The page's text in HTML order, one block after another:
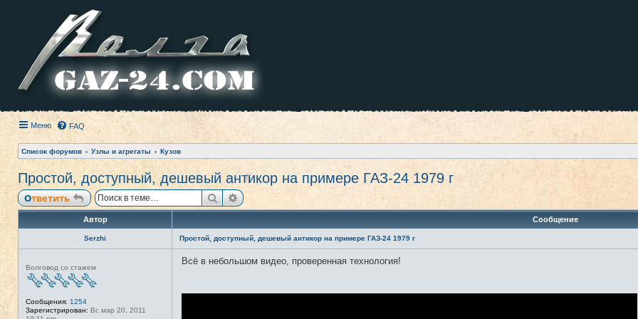
Меню FAQ
Список форумов Узлы и агрегаты Кузов
Простой, доступный, дешевый антикор на примере ГАЗ-24 1979 г
Ответить ПоискРасширенный поиск
Автор Сообщение
Serzhi
е
в
т
и
Волговод со стажем
Сообщения: 1254
Зарегистрирован: Вс мар 20, 2011
Простой, доступный, дешевый антикор на примере ГАЗ-24 1979 г
Всё в небольшом видео, проверенная технология!